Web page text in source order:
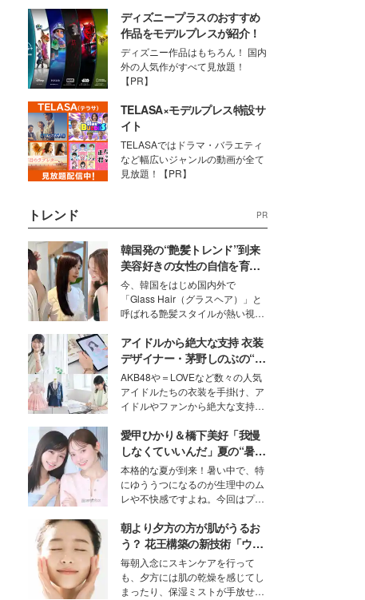
ディズニープラスのおすすめ
作品をモデルプレスが紹介！
ディズニー作品はもちろん！ 国内
外の人気作がすべて見放題！
【PR】
TELASA×モデルプレス特設サ
イト
TELASAではドラマ・バラエティ
など幅広いジャンルの動画が全て
見放題！【PR】
トレンド PR
韓国発の“艶髪トレンド”到来
美容好きの女性の自信を育む
「ヘアケア事情」って？
今、韓国をはじめ国内外で
「Glass Hair（グラスヘア）」と
呼ばれる艶髪スタイルが熱い視線
ションの完成度を高めるベースと
して、“髪そのものの美しさ”に改
めて注目する人が増えている様
子。今回は、そんな憧れの艶やか
な髪を日常で叶える、美容好きの
女性たちのヘアケア事情を紹介し
ます。
アイドルから絶大な支持 衣装
デザイナー・茅野しのぶの“可
愛い”を作る美学＜「シチズン
クロスシー」インタビュー＞
AKB48や＝LOVEなど数々の人気
アイドルたちの衣装を手掛け、ア
イドルやファンから絶大な支持を
取締役兼クリエイティブディレク
ター・茅野しのぶ。一人ひとりの
個性に寄り添い、魅力を引き出す
衣装作りは、多くの女性たちに勇
気と自信を与え続けている。
愛甲ひかり＆橋下美好「我慢
しなくていいんだ」夏の“暑さ
対策”の新しい選択肢とは？
本格的な夏が到来！暑い中で、特
にゆううつになるのが生理中のム
レや不快感ですよね。今回はプラ
モデル・愛甲ひかりさんと橋下美
好さんを迎えて本音で女子会トー
ク。猛暑のお出かけを快適に過ご
すヒントや、2人が感動した夏の
生理の新常識にも迫りました。
朝より夕方の方が肌がうるお
う？ 花王構築の新技術「ウォ
ーターキャプチャリングスキ
ン（捕水肌）」がスキンケア
の常識を変える予感
毎朝入念にスキンケアを行って
も、夕方には肌の乾燥を感じてし
まったり、保湿ミストが手放せな